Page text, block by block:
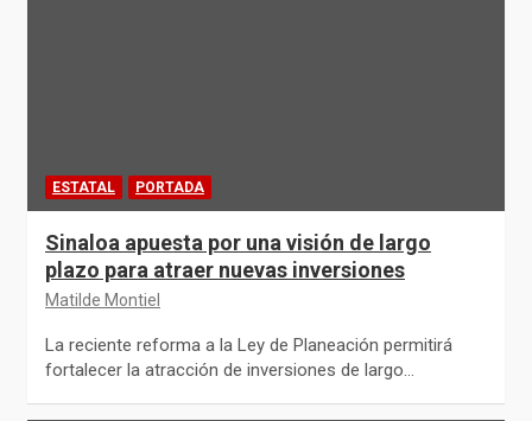
ESTATAL PORTADA
Sinaloa apuesta por una visión de largo
plazo para atraer nuevas inversiones
Matilde Montiel
La reciente reforma a la Ley de Planeación permitirá
fortalecer la atracción de inversiones de largo…